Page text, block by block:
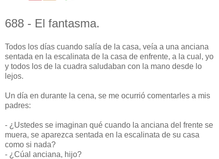
688 - El fantasma.
Todos los días cuando salía de la casa, veía a una anciana
sentada en la escalinata de la casa de enfrente, a la cual, yo
y todos los de la cuadra saludaban con la mano desde lo
lejos.
Un día en durante la cena, se me ocurrió comentarles a mis
padres:
- ¿Ustedes se imaginan qué cuando la anciana del frente se
muera, se aparezca sentada en la escalinata de su casa
como si nada?
- ¿Cúal anciana, hijo?